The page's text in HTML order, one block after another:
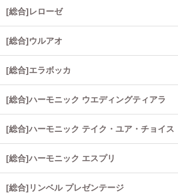
[総合]レローゼ
[総合]ウルアオ
[総合]エラボッカ
[総合]ハーモニック ウエディングティアラ
[総合]ハーモニック テイク・ユア・チョイス
[総合]ハーモニック エスプリ
[総合]リンベル プレゼンテージ